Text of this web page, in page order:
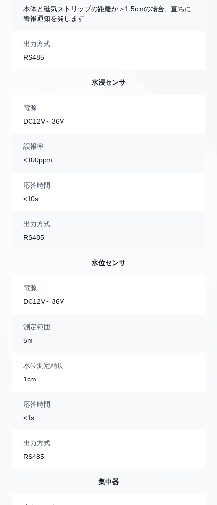
本体と磁気ストリップの距離が＞1.5cmの場合、直ちに
警報通知を発します
出力方式
RS485
水浸センサ
電源
DC12V～36V
誤報率
<100ppm
応答時間
<10s
出力方式
RS485
水位センサ
電源
DC12V～36V
測定範囲
5m
水位測定精度
1cm
応答時間
<1s
出力方式
RS485
集中器